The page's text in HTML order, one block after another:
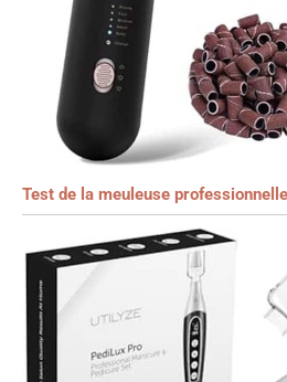
Test de la meuleuse